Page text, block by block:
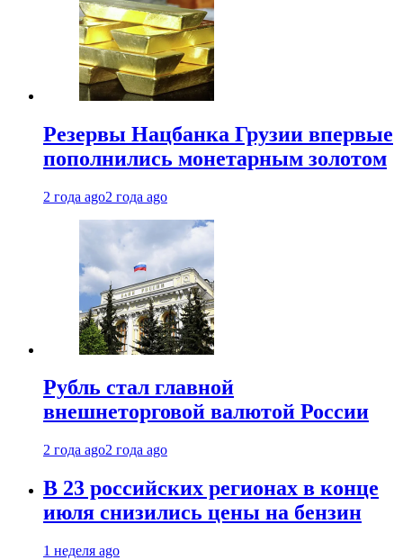
Резервы Нацбанка Грузии впервые
пополнились монетарным золотом
2 года ago2 года ago
Рубль стал главной
внешнеторговой валютой России
2 года ago2 года ago
В 23 российских регионах в конце
июля снизились цены на бензин
1 неделя ago